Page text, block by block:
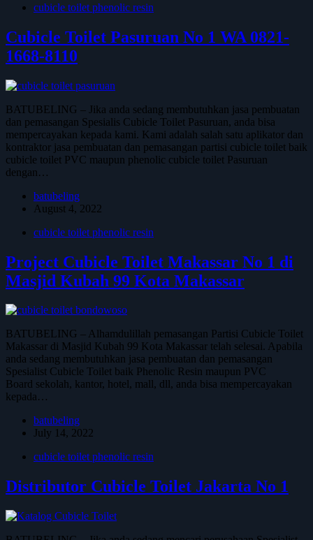
cubicle toilet phenolic resin
Cubicle Toilet Pasuruan No 1 WA 0821-
1668-8110
BATUBELING – Jika anda sedang membutuhkan jasa pembuatan
dan pemasangan Spesialis Cubicle Toilet Pasuruan, anda bisa
mempercayakan kepada kami. Kami adalah salah satu aplikator dan
kontraktor jasa pembuatan dan pemasangan partisi cubicle toilet baik
cubicle toilet PVC maupun phenolic cubicle toilet Pasuruan
dengan…
batubeling
August 4, 2022
cubicle toilet phenolic resin
Project Cubicle Toilet Makassar No 1 di
Masjid Kubah 99 Kota Makassar
BATUBELING – Alhamdulillah pemasangan Partisi Cubicle Toilet
Makassar di Masjid Kubah 99 Kota Makassar telah selesai. Apabila
anda sedang membutuhkan jasa pembuatan dan pemasangan
Spesialist Cubicle Toilet baik Phenolic Resin maupun PVC
Board sekolah, kantor, hotel, mall, dll, anda bisa mempercayakan
kepada…
batubeling
July 14, 2022
cubicle toilet phenolic resin
Distributor Cubicle Toilet Jakarta No 1